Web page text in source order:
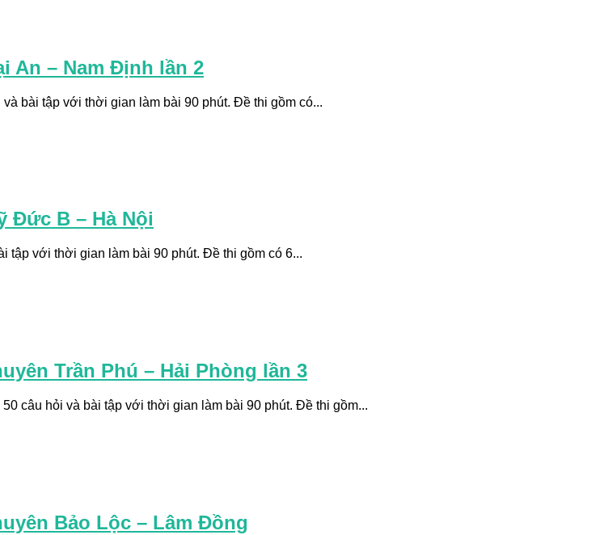
An – Nam Định lần 2
bài tập với thời gian làm bài 90 phút. Đề thi gồm có...
Đức B – Hà Nội
tập với thời gian làm bài 90 phút. Đề thi gồm có 6...
Trần Phú – Hải Phòng lần 3
câu hỏi và bài tập với thời gian làm bài 90 phút. Đề thi gồm...
Bảo Lộc – Lâm Đồng